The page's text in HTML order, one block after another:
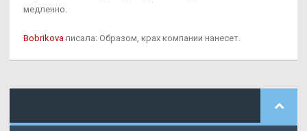
медленно.
Bobrikova писала: Образом, крах компании нанесет.